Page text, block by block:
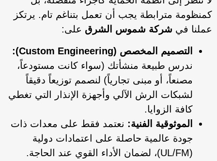
كمنظومة مترابطة يجب أن تعمل بتناغم تام. يرتكز
عملنا في شركة شموس الشرق على:
التصميم المخصص (Custom Engineering):
ندرس طبيعة منشأتك (سواء كانت مستودعاً،
مصنعاً، أو مبنى تجارياً) لنصمم توزيعاً دقيقاً
لشبكات الرش الآلي وأجهزة الإنذار التي تغطي
كافة الزوايا.
الموثوقية الفنية: نعتمد فقط على معدات ذات
جودة عالمية حاصلة على اعتمادات دولية
(UL/FM)، لضمان الأداء القوي عند الحاجة.